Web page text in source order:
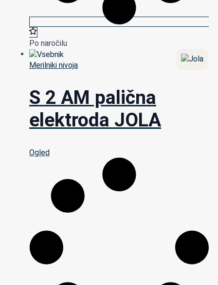
Po naročilu
Merilniki nivoja
S 2 AM palična
elektroda JOLA
Ogled